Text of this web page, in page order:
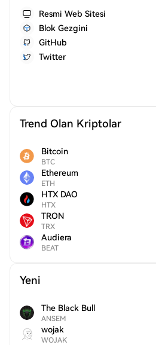
Resmi Web Sitesi
Blok Gezgini
GitHub
Twitter
Trend Olan Kriptolar
Bitcoin
BTC
Ethereum
ETH
HTX DAO
HTX
TRON
TRX
Audiera
BEAT
Yeni
The Black Bull
ANSEM
wojak
WOJAK